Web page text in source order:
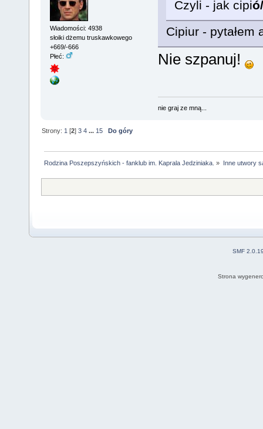
Wiadomości: 4938
słoiki dżemu truskawkowego
+669/-666
Płeć:
Czyli - jak cipi
Cipiur - pytałem
Nie szpanuj!
nie graj ze mną...
Strony: 1 [2]3 4 ... 15 Do góry
Rodzina Poszepszyńskich - fanklub im. Kaprala Jedziniaka. » Inne utwory
SMF
Strona